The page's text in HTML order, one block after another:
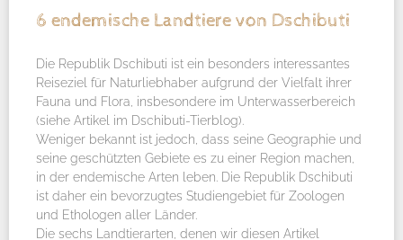
6 endemische Landtiere von Dschibuti
Die Republik Dschibuti ist ein besonders interessantes
Reiseziel für Naturliebhaber aufgrund der Vielfalt ihrer
Fauna und Flora, insbesondere im Unterwasserbereich
(siehe Artikel im Dschibuti-Tierblog).
Weniger bekannt ist jedoch, dass seine Geographie und
seine geschützten Gebiete es zu einer Region machen,
in der endemische Arten leben. Die Republik Dschibuti
ist daher ein bevorzugtes Studiengebiet für Zoologen
und Ethologen aller Länder.
Die sechs Landtierarten, denen wir diesen Artikel